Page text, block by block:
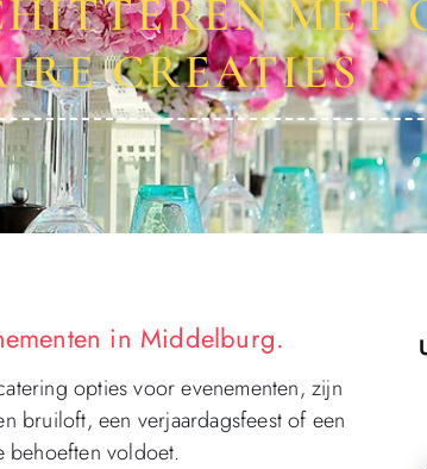
MET
CREATIES
in Middelburg.
opties voor evenementen, zijn
bruiloft, een verjaardagsfeest of een
behoeften voldoet.